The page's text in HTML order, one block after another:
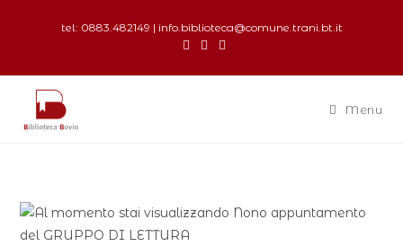
tel: 0883.482149 | info.biblioteca@comune.trani.bt.it
Menu